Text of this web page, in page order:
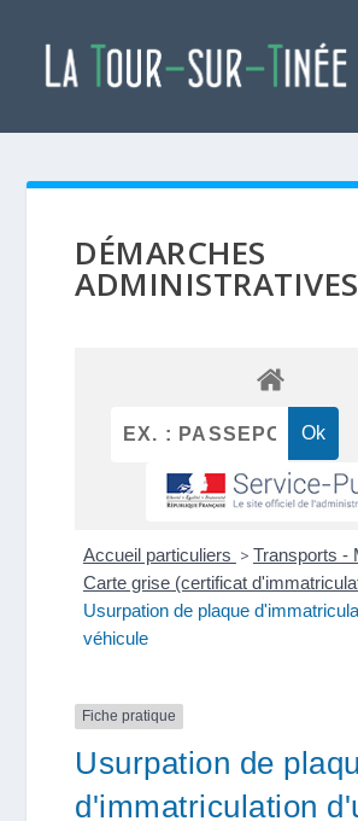
DÉMARCHES
ADMINISTRATIVES
Accueil particuliers > Transports -
Carte grise (certificat
Usurpation de plaque
véhicule
Fiche pratique
Usurpation de
d'immatriculation